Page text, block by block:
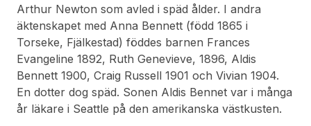
Arthur Newton som avled i späd ålder. I andra
äktenskapet med Anna Bennett (född 1865 i
Torseke, Fjälkestad) föddes barnen Frances
Evangeline 1892, Ruth Genevieve, 1896, Aldis
Bennett 1900, Craig Russell 1901 och Vivian 1904.
En dotter dog späd. Sonen Aldis Bennet var i många
år läkare i Seattle på den amerikanska västkusten.